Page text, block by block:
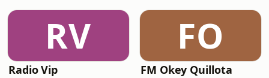
RV
Radio Vip
FO
FM Okey Quillota